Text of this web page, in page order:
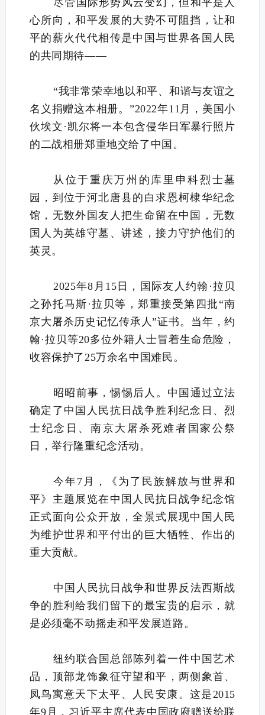
尽管国际形势风云变幻，但和平是人
心所向，和平发展的大势不可阻挡，让和
平的薪火代代相传是中国与世界各国人民
的共同期待——
“我非常荣幸地以和平、和谐与友谊之
名义捐赠这本相册。”2022年11月，美国小
伙埃文·凯尔将一本包含侵华日军暴行照片
的二战相册郑重地交给了中国。
从位于重庆万州的库里申科烈士墓
园，到位于河北唐县的白求恩柯棣华纪念
馆，无数外国友人把生命留在中国，无数
国人为英雄守墓、讲述，接力守护他们的
英灵。
2025年8月15日，国际友人约翰·拉贝
之孙托马斯·拉贝等，郑重接受第四批“南
京大屠杀历史记忆传承人”证书。当年，约
翰·拉贝等20多位外籍人士冒着生命危险，
收容保护了25万余名中国难民。
昭昭前事，惕惕后人。中国通过立法
确定了中国人民抗日战争胜利纪念日、烈
士纪念日、南京大屠杀死难者国家公祭
日，举行隆重纪念活动。
今年7月，《为了民族解放与世界和
平》主题展览在中国人民抗日战争纪念馆
正式面向公众开放，全景式展现中国人民
为维护世界和平付出的巨大牺牲、作出的
重大贡献。
中国人民抗日战争和世界反法西斯战
争的胜利给我们留下的最宝贵的启示，就
是必须毫不动摇走和平发展道路。
纽约联合国总部陈列着一件中国艺术
品，顶部龙饰象征守望和平，两侧象首、
凤鸟寓意天下太平、人民安康。这是2015
年9月，习近平主席代表中国政府赠送给联